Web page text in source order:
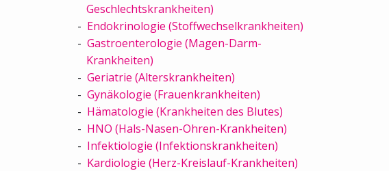
Geschlechtskrankheiten)
Endokrinologie (Stoffwechselkrankheiten)
Gastroenterologie (Magen-Darm-
Krankheiten)
Geriatrie (Alterskrankheiten)
Gynäkologie (Frauenkrankheiten)
Hämatologie (Krankheiten des Blutes)
HNO (Hals-Nasen-Ohren-Krankheiten)
Infektiologie (Infektionskrankheiten)
Kardiologie (Herz-Kreislauf-Krankheiten)